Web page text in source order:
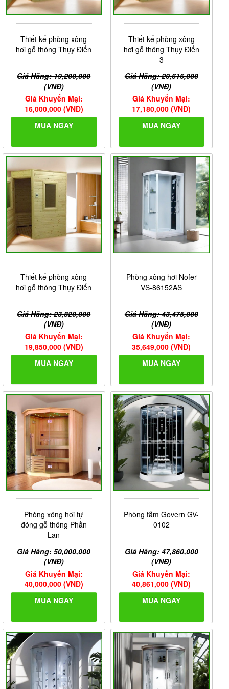
hưởng nhiều quyền lợi thiết thực nhất, đây cũng là dòng
sản phẩm được nhiều khách hàng lựa chọn cho gia
đình.
Thiết kế phòng xông
hơi gỗ thông Thụy Điển
Giá Hãng: 19,200,000
(VNĐ)
Giá Khuyến Mại:
16,000,000 (VNĐ)
MUA NGAY
Thiết kế phòng xông
hơi gỗ thông Thụy Điển
3
Giá Hãng: 20,616,000
(VNĐ)
Giá Khuyến Mại:
17,180,000 (VNĐ)
MUA NGAY
Thiết kế phòng xông
hơi gỗ thông Thụy Điển
Giá Hãng: 23,820,000
(VNĐ)
Giá Khuyến Mại:
19,850,000 (VNĐ)
MUA NGAY
Phòng xông hơi Nofer
VS-86152AS
Giá Hãng: 43,475,000
(VNĐ)
Giá Khuyến Mại:
35,649,000 (VNĐ)
MUA NGAY
Phòng xông hơi tự
đóng gỗ thông Phần
Lan
Giá Hãng: 50,000,000
(VNĐ)
Giá Khuyến Mại:
40,000,000 (VNĐ)
MUA NGAY
Phòng tắm Govern GV-
0102
Giá Hãng: 47,860,000
(VNĐ)
Giá Khuyến Mại:
40,861,000 (VNĐ)
MUA NGAY